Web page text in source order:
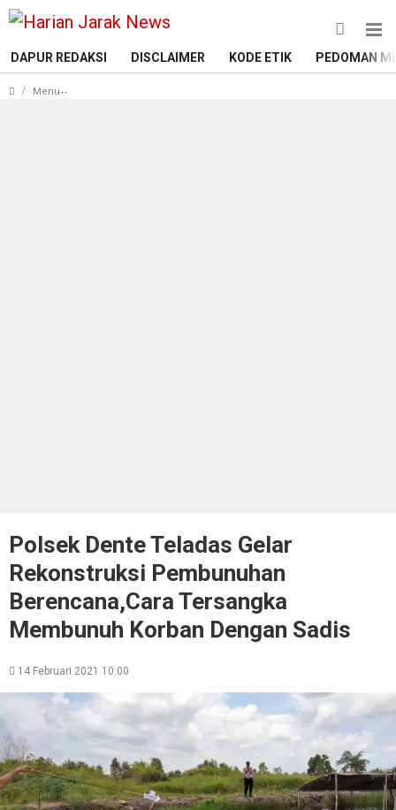
DAPUR REDAKSI DISCLAIMER KODE ETIK PEDOMAN
Menu
Polsek Dente Teladas Gelar
Rekonstruksi Pembunuhan
Berencana,Cara Tersangka
Membunuh Korban Dengan Sadis
14 Februari 2021 10:00